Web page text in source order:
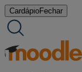
Ir
para
o
CardápioFechar